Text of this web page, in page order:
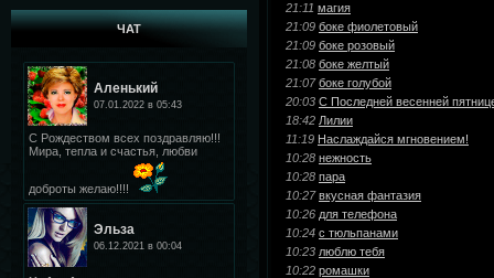
ЧАТ
21:11 магия
21:09 боке фиолетовый
21:09 боке розовый
21:08 боке желтый
21:07 боке голубой
20:03 С Последней весенней
18:42 Лилии
11:19 Наслаждайся мгновением!
10:28 нежность
10:28 пара
10:27 вкусная фантазия
10:26 для телефона
10:24 с тюльпанами
10:23 люблю тебя
10:22 ромашки